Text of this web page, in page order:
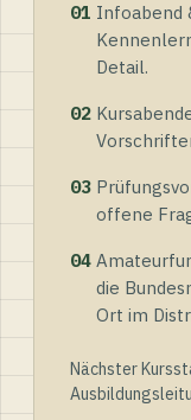
01 Infoabend
Detail.
02
03
offene
04
die
Ort im
Nächster